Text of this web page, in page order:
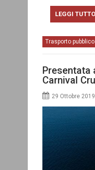
LEGGI TUTTO
Trasporto pubblico
Presentata
Carnival
29 Ottobre 2019